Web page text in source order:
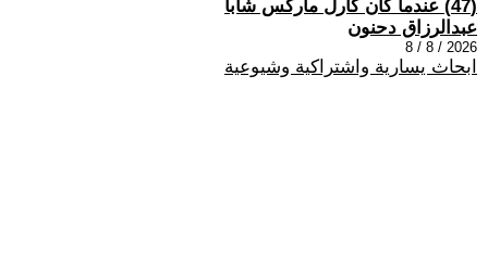
(47) عندما كان كارل ماركس شاباً
عبدالرزاق دحنون
2026 / 8 / 8
ابحاث يسارية واشتراكية وشيوعية